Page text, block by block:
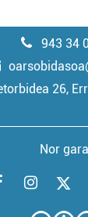
943 34
26,
Nor gara